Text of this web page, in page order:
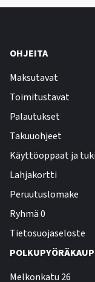
OHJEITA
Maksutavat
Toimitustavat
Palautukset
Takuuohjeet
Käyttöoppaat ja tuki
Lahjakortti
Peruutuslomake
Ryhmä 0
Tietosuojaseloste
Melkonkatu 26